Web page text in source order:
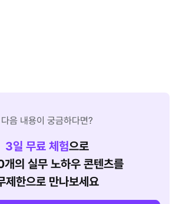
다음 내용이 궁금하다면?
3일 무료 체험으로
의 실무 노하우 콘텐츠를
제한으로 만나보세요